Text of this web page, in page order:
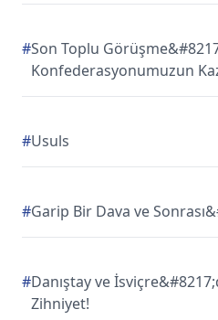
#Son Toplu
Konfederasyonumuzun
#Usuls
#Garip Bir Dava ve
#Danıştay ve
Zihniyet!